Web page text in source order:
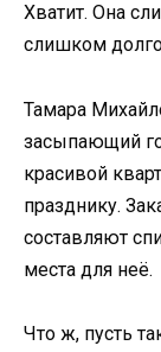
Хватит. Она
слишком долго
Тамара
засыпающий
красивой
празднику.
составляют
места для неё.
Что ж, пусть